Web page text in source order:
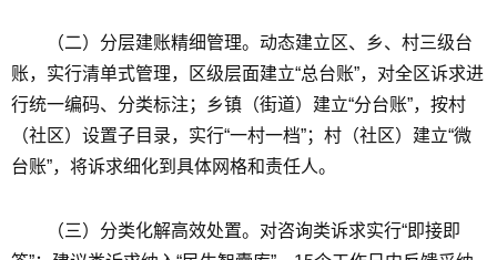
（二）分层建账精细管理。动态建立区、乡、村三级台
账，实行清单式管理，区级层面建立“总台账”，对全区诉求进
行统一编码、分类标注；乡镇（街道）建立“分台账”，按村
（社区）设置子目录，实行“一村一档”；村（社区）建立“微
台账”，将诉求细化到具体网格和责任人。
（三）分类化解高效处置。对咨询类诉求实行“即接即